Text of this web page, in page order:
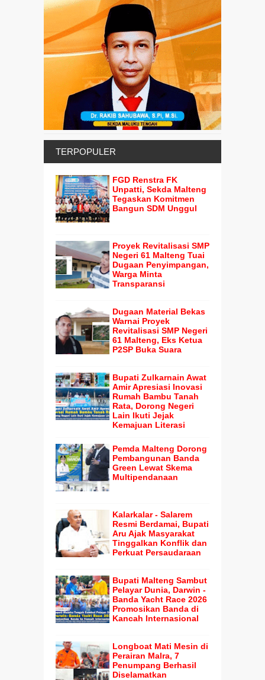
TERPOPULER
FGD Renstra FK
Unpatti, Sekda Malteng
Tegaskan Komitmen
Bangun SDM Unggul
Proyek Revitalisasi SMP
Negeri 61 Malteng Tuai
Dugaan Penyimpangan,
Warga Minta
Transparansi
Dugaan Material Bekas
Warnai Proyek
Revitalisasi SMP Negeri
61 Malteng, Eks Ketua
P2SP Buka Suara
Bupati Zulkarnain Awat
Amir Apresiasi Inovasi
Rumah Bambu Tanah
Rata, Dorong Negeri
Lain Ikuti Jejak
Kemajuan Literasi
Pemda Malteng Dorong
Pembangunan Banda
Green Lewat Skema
Multipendanaan
Kalarkalar - Salarem
Resmi Berdamai, Bupati
Aru Ajak Masyarakat
Tinggalkan Konflik dan
Perkuat Persaudaraan
Bupati Malteng Sambut
Pelayar Dunia, Darwin -
Banda Yacht Race 2026
Promosikan Banda di
Kancah Internasional
Longboat Mati Mesin di
Perairan Malra, 7
Penumpang Berhasil
Diselamatkan